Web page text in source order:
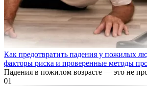
Как предотвратить падения у пожилых
факторы риска и проверенные методы
Падения в пожилом возрасте — это не
01